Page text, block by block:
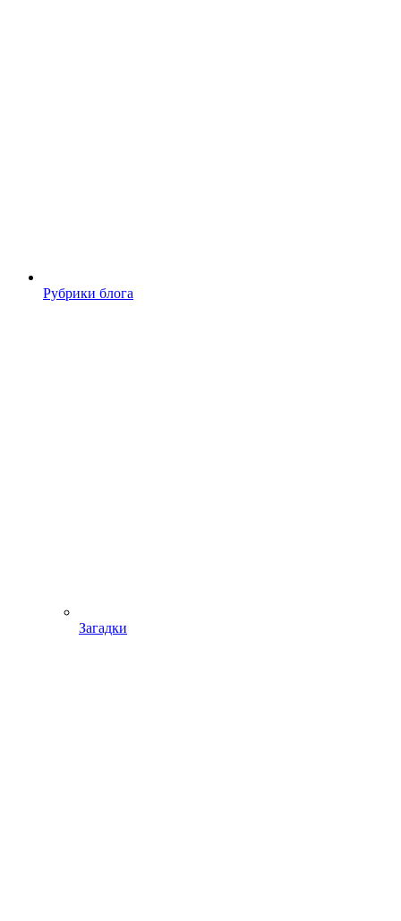
Рубрики блога
Загадки